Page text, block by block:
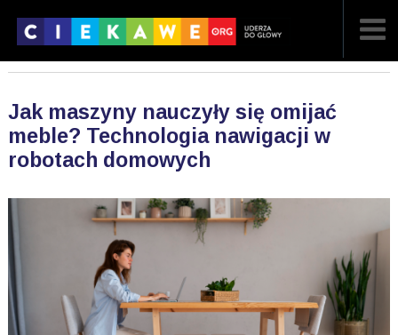
Jak maszyny nauczyły się omijać
meble? Technologia nawigacji w
robotach domowych
POPULARNE
LOSOWE
A ARTYKUŁY
FILMY
G GALERIA